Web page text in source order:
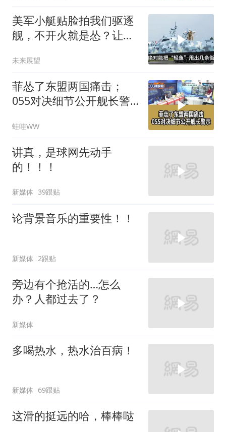
美军小艇贴脸拍我们驱逐
舰，不开火就是怂？让印
未来展望
菲怂了东盟两国痛击；
055对决细节公开舰长警
冰｜辣晚报20260805
蛙哇WW
讲真，是球网先动手
的！！！
新媒体 39跟贴
论背景音乐的重要性！！
新媒体 2跟贴
旁边有个抢活的…怎么
办？人都过去了？
新媒体
多喝热水，热水治百病！
新媒体 69跟贴
这滑的挺远的哈，棒棒哒